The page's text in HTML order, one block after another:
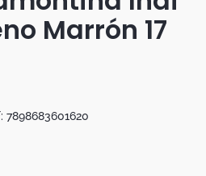
Marrón 17
7898683601620